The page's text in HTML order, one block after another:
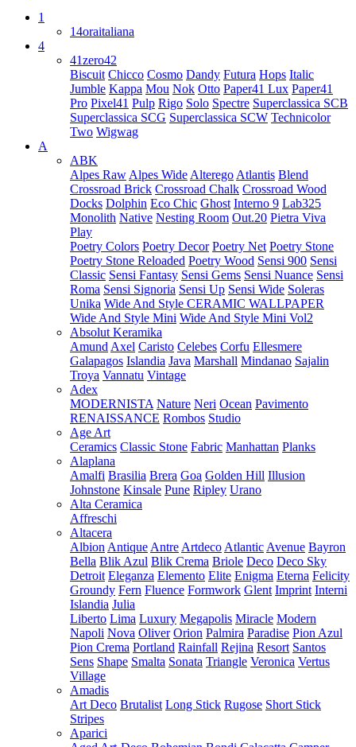
1
14oraitaliana
4
41zero42
Biscuit Chicco Cosmo Dandy Futura Hops Italic
Jumble Kappa Mou Nok Otto Paper41 Lux Paper41
Pro Pixel41 Pulp Rigo Solo Spectre Superclassica SCB
Superclassica SCG Superclassica SCW Technicolor
Two Wigwag
A
ABK
Alpes Raw Alpes Wide Alterego Atlantis Blend
Crossroad Brick Crossroad Chalk Crossroad Wood
Docks Dolphin Eco Chic Ghost Interno 9 Lab325
Monolith Native Nesting Room Out.20 Pietra Viva
Play
Poetry Colors Poetry Decor Poetry Net Poetry Stone
Poetry Stone Reloaded Poetry Wood Sensi 900 Sensi
Classic Sensi Fantasy Sensi Gems Sensi Nuance Sensi
Roma Sensi Signoria Sensi Up Sensi Wide Soleras
Unika Wide And Style CERAMIC WALLPAPER
Wide And Style Mini Wide And Style Mini Vol2
Absolut Keramika
Amund Axel Caristo Celebes Corfu Ellesmere
Galapagos Islandia Java Marshall Mindanao Sajalin
Troya Vannatu Vintage
Adex
MODERNISTA Nature Neri Ocean Pavimento
RENAISSANCE Rombos Studio
Age Art
Ceramics Classic Stone Fabric Manhattan Planks
Alaplana
Amalfi Brasilia Brera Goa Golden Hill Illusion
Johnstone Kinsale Pune Ripley Urano
Alta Ceramica
Affreschi
Altacera
Albion Antique Antre Artdeco Atlantic Avenue Bayron
Bella Blik Azul Blik Crema Briole Deco Deco Sky
Detroit Eleganza Elemento Elite Enigma Eterna Felicity
Groundy Fern Fluence Formwork Glent Imprint Interni
Islandia Julia
Liberto Lima Luxury Megapolis Miracle Modern
Napoli Nova Oliver Orion Palmira Paradise Pion Azul
Pion Crema Portland Rainfall Rejina Resort Santos
Sens Shape Smalta Sonata Triangle Veronica Vertus
Village
Amadis
Art Deco Brutalist Long Stick Rugose Short Stick
Stripes
Aparici